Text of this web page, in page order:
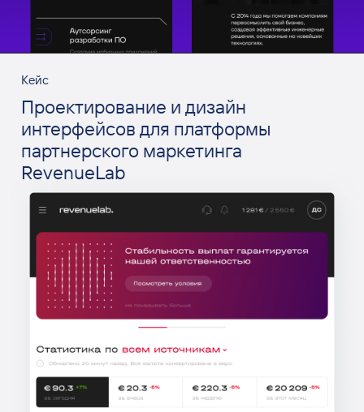
Кейс
Проектирование и дизайн
интерфейсов для платформы
партнерского маркетинга
RevenueLab